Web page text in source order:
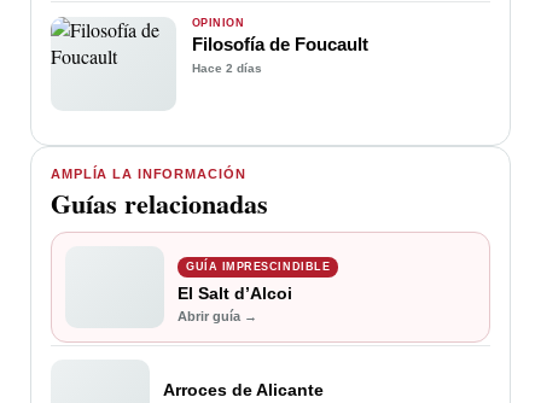
AMPLÍA LA INFORMACIÓN
Guías relacionadas
GUÍA IMPRESCINDIBLE
El Salt d’Alcoi
Abrir guía →
Arroces de Alicante
OPINIÓN
Filosofía de Foucault
Hace 2 días